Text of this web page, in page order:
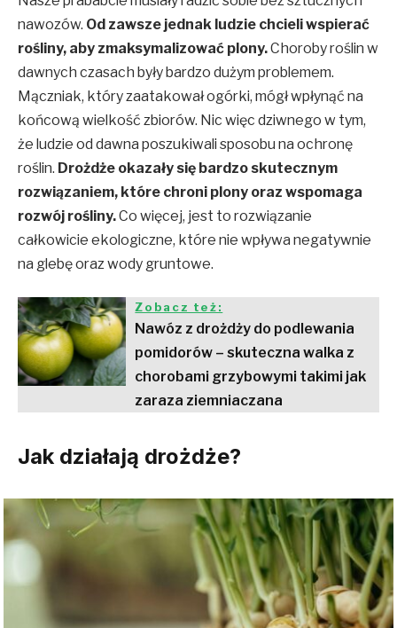
nawozów. Od zawsze jednak ludzie chcieli wspierać
rośliny, aby zmaksymalizować plony.Choroby roślin w
dawnych czasach były bardzo dużym problemem.
Mączniak, który zaatakował ogórki, mógł wpłynąć na
końcową wielkość zbiorów. Nic więc dziwnego w tym,
że ludzie od dawna poszukiwali sposobu na ochronę
roślin. Drożdże okazały się bardzo skutecznym
rozwiązaniem, które chroni plony oraz wspomaga
rozwój rośliny.Co więcej, jest to rozwiązanie
całkowicie ekologiczne, które nie wpływa negatywnie
na glebę oraz wody gruntowe.
Zobacz też:
Nawóz z drożdży do podlewania
pomidorów – skuteczna walka z
chorobami grzybowymi takimi jak
zaraza ziemniaczana
Jak działają drożdże?